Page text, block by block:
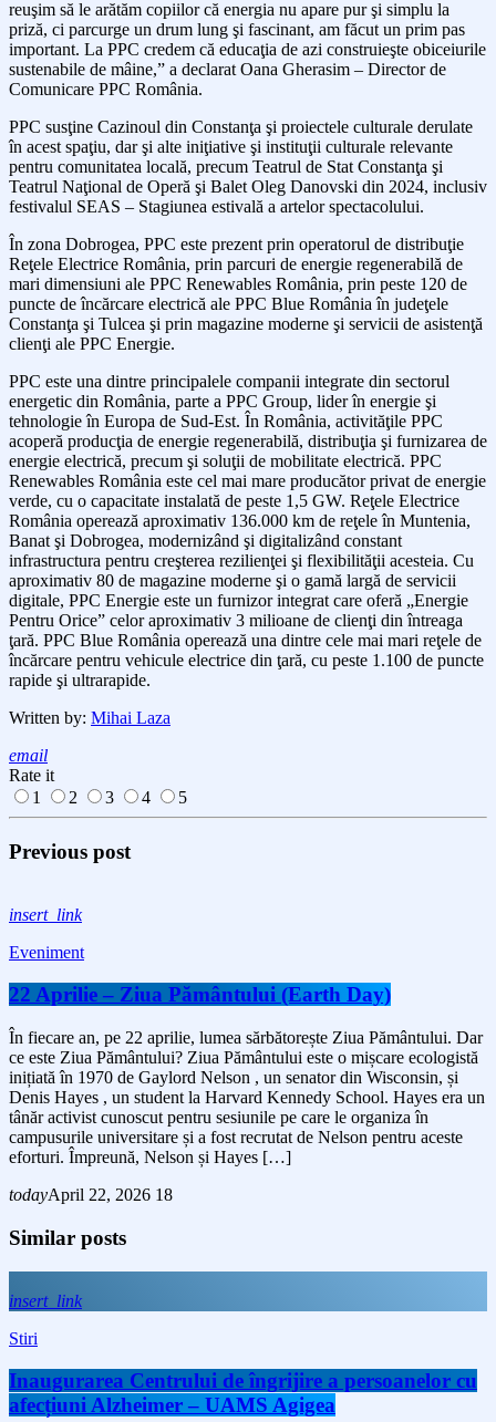
reuşim să le arătăm copiilor că energia nu apare pur şi simplu la
priză, ci parcurge un drum lung şi fascinant, am făcut un prim pas
important. La PPC credem că educaţia de azi construieşte obiceiurile
sustenabile de mâine,” a declarat Oana Gherasim – Director de
Comunicare PPC România.
PPC susţine Cazinoul din Constanţa şi proiectele culturale derulate
în acest spaţiu, dar şi alte iniţiative şi instituţii culturale relevante
pentru comunitatea locală, precum Teatrul de Stat Constanţa şi
Teatrul Naţional de Operă şi Balet Oleg Danovski din 2024, inclusiv
festivalul SEAS – Stagiunea estivală a artelor spectacolului.
În zona Dobrogea, PPC este prezent prin operatorul de distribuţie
Reţele Electrice România, prin parcuri de energie regenerabilă de
mari dimensiuni ale PPC Renewables România, prin peste 120 de
puncte de încărcare electrică ale PPC Blue România în judeţele
Constanţa şi Tulcea şi prin magazine moderne şi servicii de asistenţă
clienţi ale PPC Energie.
PPC este una dintre principalele companii integrate din sectorul
energetic din România, parte a PPC Group, lider în energie şi
tehnologie în Europa de Sud-Est. În România, activităţile PPC
acoperă producţia de energie regenerabilă, distribuţia şi furnizarea de
energie electrică, precum şi soluţii de mobilitate electrică. PPC
Renewables România este cel mai mare producător privat de energie
verde, cu o capacitate instalată de peste 1,5 GW. Reţele Electrice
România operează aproximativ 136.000 km de reţele în Muntenia,
Banat şi Dobrogea, modernizând şi digitalizând constant
infrastructura pentru creşterea rezilienţei şi flexibilităţii acesteia. Cu
aproximativ 80 de magazine moderne şi o gamă largă de servicii
digitale, PPC Energie este un furnizor integrat care oferă „Energie
Pentru Orice” celor aproximativ 3 milioane de clienţi din întreaga
ţară. PPC Blue România operează una dintre cele mai mari reţele de
încărcare pentru vehicule electrice din ţară, cu peste 1.100 de puncte
rapide şi ultrarapide.
Written by: Mihai Laza
email
Rate it
1
2 3 4 5
Previous post
insert_link
Eveniment
22 Aprilie – Ziua Pământului (Earth Day)
În fiecare an, pe 22 aprilie, lumea sărbătorește Ziua Pământului. Dar
ce este Ziua Pământului? Ziua Pământului este o mișcare ecologistă
inițiată în 1970 de Gaylord Nelson , un senator din Wisconsin, și
Denis Hayes , un student la Harvard Kennedy School. Hayes era un
tânăr activist cunoscut pentru sesiunile pe care le organiza în
campusurile universitare și a fost recrutat de Nelson pentru aceste
eforturi. Împreună, Nelson și Hayes […]
todayApril 22, 2026 18
Similar posts
insert_link
Stiri
Inaugurarea Centrului de îngrijire a persoanelor cu
afecțiuni Alzheimer – UAMS Agigea